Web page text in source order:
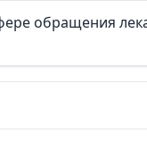
обращения